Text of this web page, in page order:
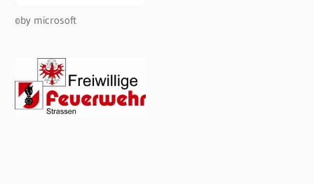
©by microsoft